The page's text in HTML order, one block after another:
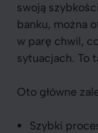
swoją
banku, można
w parę chwil,
sytuacjach. To
Oto główne
Szybki